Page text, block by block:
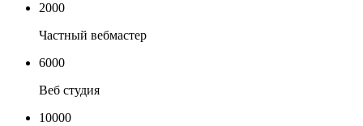
2000
Частный вебмастер
6000
Веб студия
10000